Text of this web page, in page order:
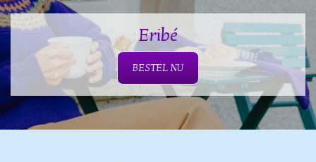
Eribé
BESTEL NU